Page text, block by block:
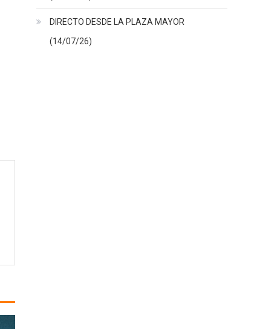
DIRECTO DESDE LA PLAZA MAYOR
(14/07/26)